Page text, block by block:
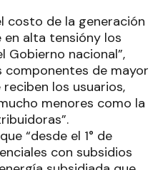
costo de la generación
alta tensióny los
Gobierno nacional”,
componentes de mayor
los usuarios,
menores como la
“desde el 1° de
con subsidios